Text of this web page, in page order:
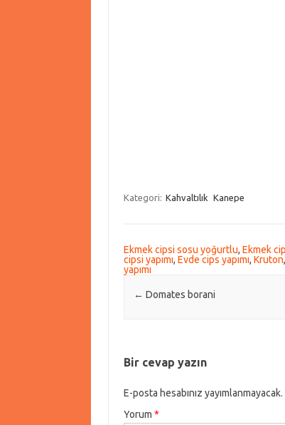
Kategori: Kahvaltılık Kanepe
Ekmek cipsi sosu yoğurtlu, Ekmek
cipsi yapımı, Evde cips yapımı, Kruton,
yapımı
Post navigation
← Domates borani
Bir cevap yazın
E-posta hesabınız yayımlanmayacak.
Yorum *